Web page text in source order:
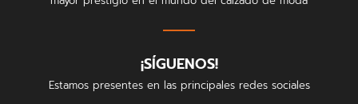
¡SÍGUENOS!
Estamos presentes en las principales redes sociales